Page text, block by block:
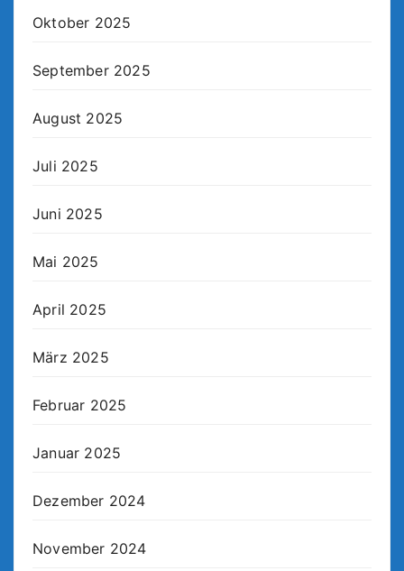
Oktober 2025
September 2025
August 2025
Juli 2025
Juni 2025
Mai 2025
April 2025
März 2025
Februar 2025
Januar 2025
Dezember 2024
November 2024